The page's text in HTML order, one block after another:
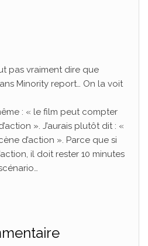
pas vraiment dire que
Minority report… On la voit
: « le film peut compter
». J’aurais plutôt dit : «
d’action ». Parce que si
il doit rester 10 minutes